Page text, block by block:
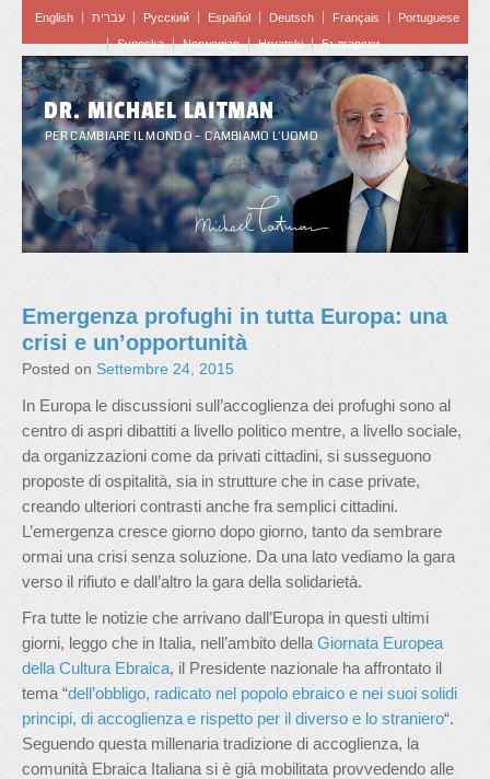
English עברית Pусский Español Deutsch Français
Portuguese
Svenska
Norwegian Hrvatski Български
DR. MICHAEL LAITMAN
PER CAMBIARE IL MONDO – CAMBIAMO L'UOMO
Emergenza profughi in tutta Europa: una
crisi e un’opportunità
Posted on Settembre 24, 2015
In Europa le discussioni sull’accoglienza dei profughi sono al
centro di aspri dibattiti a livello politico mentre, a livello sociale,
da organizzazioni come da privati cittadini, si susseguono
proposte di ospitalità, sia in strutture che in case private,
creando ulteriori contrasti anche fra semplici cittadini.
L’emergenza cresce giorno dopo giorno, tanto da sembrare
ormai una crisi senza soluzione. Da una lato vediamo la gara
verso il rifiuto e dall’altro la gara della solidarietà.
Fra tutte le notizie che arrivano dall’Europa in questi ultimi
giorni, leggo che in Italia, nell’ambito della Giornata Europea
della Cultura Ebraica, il Presidente nazionale ha affrontato il
tema “dell’obbligo, radicato nel popolo ebraico e nei suoi solidi
principi, di accoglienza e rispetto per il diverso e lo straniero“.
Seguendo questa millenaria tradizione di accoglienza, la
comunità Ebraica Italiana si è già mobilitata provvedendo alle